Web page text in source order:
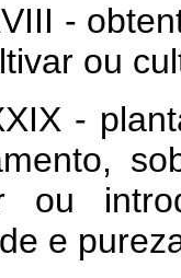
-
ou
planta
ou
e